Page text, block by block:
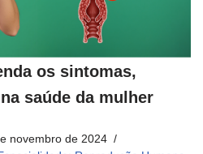
os sintomas,
saúde da mulher
novembro de 2024